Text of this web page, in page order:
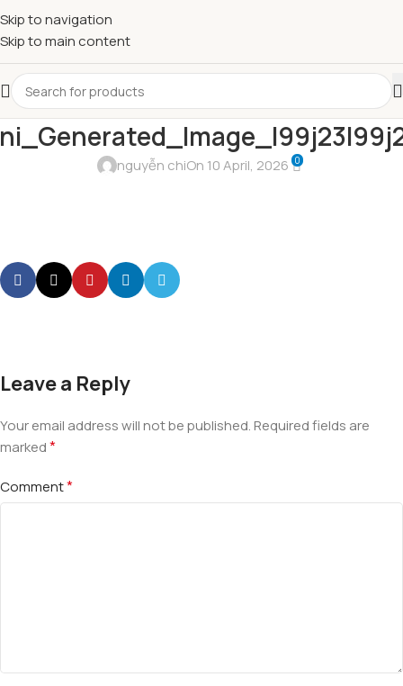
Skip to navigation
Skip to main content
nguyễn chiOn 10 April, 2026 0
Leave a Reply
Your email address will not be published.Required fields are
marked*
Comment*